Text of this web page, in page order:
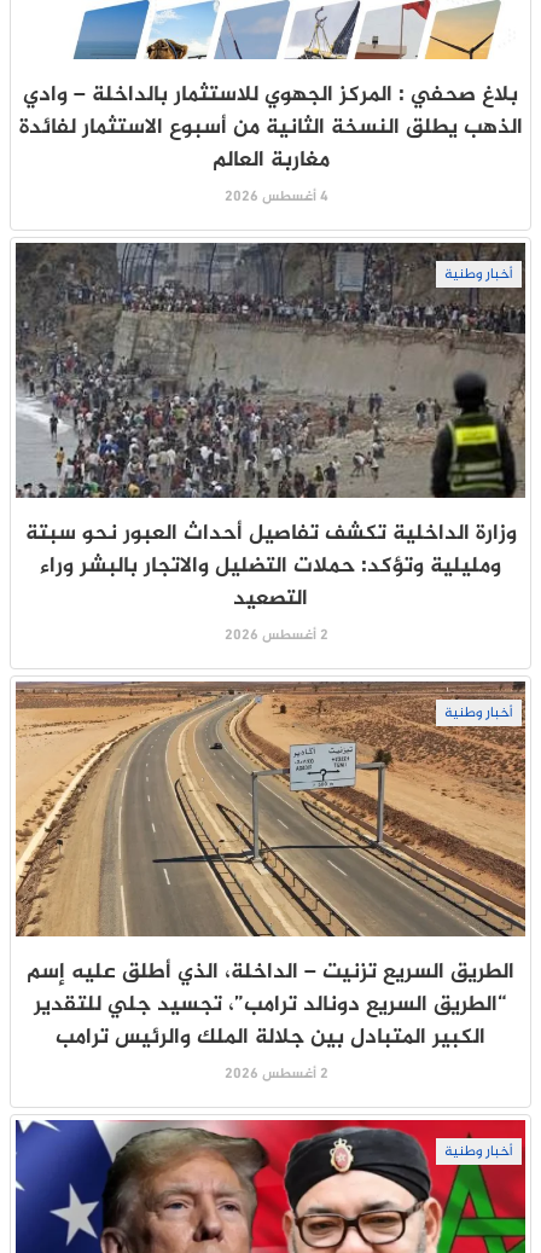
بلاغ صحفي : المركز الجهوي للاستثمار بالداخلة – وادي
الذهب يطلق النسخة الثانية من أسبوع الاستثمار لفائدة
مغاربة العالم
4 أغسطس 2026
أخبار وطنية
وزارة الداخلية تكشف تفاصيل أحداث العبور نحو سبتة
ومليلية وتؤكد: حملات التضليل والاتجار بالبشر وراء
التصعيد
2 أغسطس 2026
أخبار وطنية
الطريق السريع تزنيت – الداخلة، الذي أطلق عليه إسم
“الطريق السريع دونالد ترامب”، تجسيد جلي للتقدير
الكبير المتبادل بين جلالة الملك والرئيس ترامب
2 أغسطس 2026
أخبار وطنية